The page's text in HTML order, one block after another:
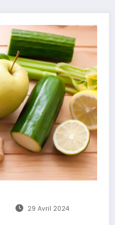
29 Avril 2024